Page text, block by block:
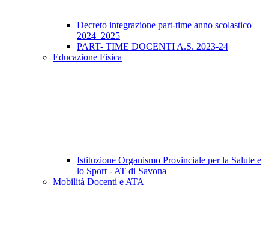
Decreto integrazione part-time anno scolastico
2024_2025
PART- TIME DOCENTI A.S. 2023-24
Educazione Fisica
Istituzione Organismo Provinciale per la Salute e
lo Sport - AT di Savona
Mobilità Docenti e ATA